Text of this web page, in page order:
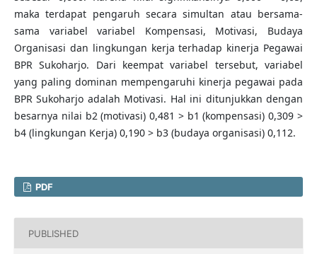
maka terdapat pengaruh secara simultan atau bersama-
sama variabel variabel Kompensasi, Motivasi, Budaya
Organisasi dan lingkungan kerja terhadap kinerja Pegawai
BPR Sukoharjo. Dari keempat variabel tersebut, variabel
yang paling dominan mempengaruhi kinerja pegawai pada
BPR Sukoharjo adalah Motivasi. Hal ini ditunjukkan dengan
besarnya nilai b2 (motivasi) 0,481 > b1 (kompensasi) 0,309 >
b4 (lingkungan Kerja) 0,190 > b3 (budaya organisasi) 0,112.
PDF
PUBLISHED